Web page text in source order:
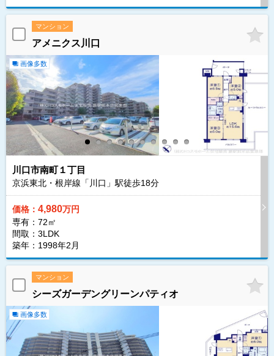
マンション
アメニクス川口
画像多数
川口市南町１丁目
京浜東北・根岸線「川口」駅徒歩18分
価格： 4,980万円
専有：72㎡
間取：3LDK
築年：1998年2月
マンション
シーズガーデングリーンパティオ
画像多数